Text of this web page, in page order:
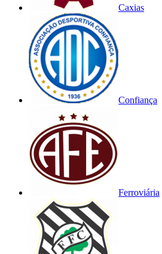
Caxias
Confiança
Ferroviária